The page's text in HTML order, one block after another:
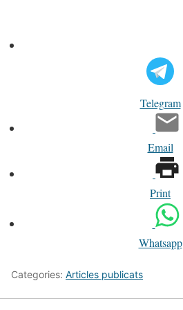
Telegram
Email
Print
Whatsapp
Categories: Articles publicats